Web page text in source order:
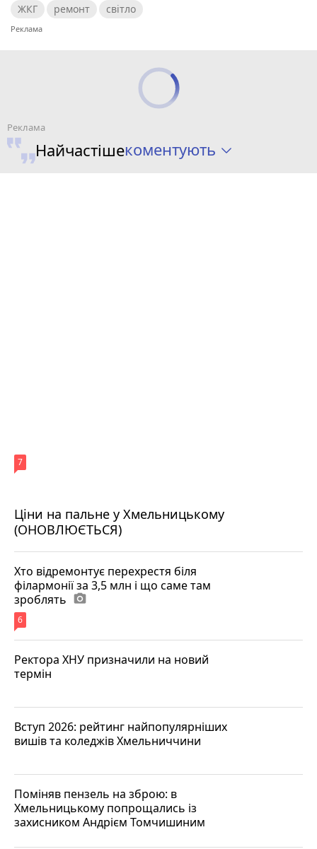
ЖКГ ремонт світло
Найчастішекоментують
Ціни на пальне у Хмельницькому
(ОНОВЛЮЄТЬСЯ)
7
Хто відремонтує перехрестя біля
філармонії за 3,5 млн і що саме там
зроблять photo_camera
6
Ректора ХНУ призначили на новий
термін
Вступ 2026: рейтинг найпопулярніших
вишів та коледжів Хмельниччини
Поміняв пензель на зброю: в
Хмельницькому попрощались із
захисником Андрієм Томчишиним